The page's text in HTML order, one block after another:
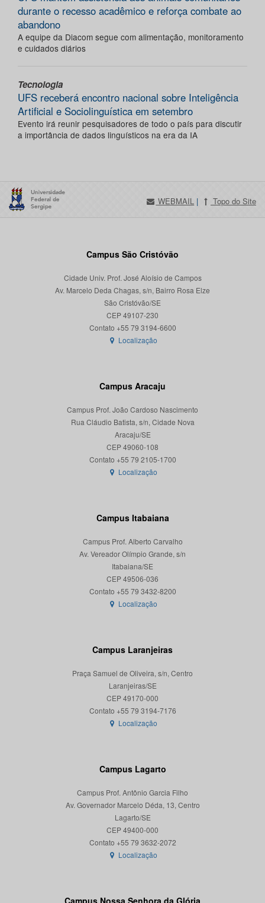
durante o recesso acadêmico e reforça combate ao
abandono
A equipe da Diacom segue com alimentação, monitoramento
e cuidados diários
Tecnologia
UFS receberá encontro nacional sobre Inteligência
Artificial e Sociolinguística em setembro
Evento irá reunir pesquisadores de todo o país para discutir
a importância de dados linguísticos na era da IA
WEBMAIL | Topo do Site
Campus São Cristóvão
Cidade Univ. Prof. José Aloísio de Campos
Av. Marcelo Deda Chagas, s/n, Bairro Rosa Elze
São Cristóvão/SE
CEP 49107-230
Localização
Campus Aracaju
Campus Prof. João Cardoso Nascimento
Rua Cláudio Batista, s/n, Cidade Nova
Aracaju/SE
CEP 49060-108
Localização
Campus Itabaiana
Campus Prof. Alberto Carvalho
Av. Vereador Olímpio Grande, s/n
Itabaiana/SE
CEP 49506-036
Localização
Campus Laranjeiras
Praça Samuel de Oliveira, s/n, Centro
Laranjeiras/SE
CEP 49170-000
Localização
Campus Lagarto
Campus Prof. Antônio Garcia Filho
Av. Governador Marcelo Déda, 13, Centro
Lagarto/SE
CEP 49400-000
Localização